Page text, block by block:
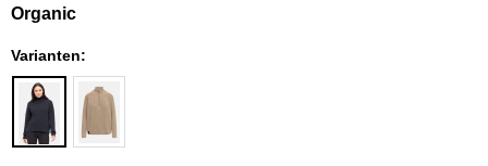
Organic
Varianten: